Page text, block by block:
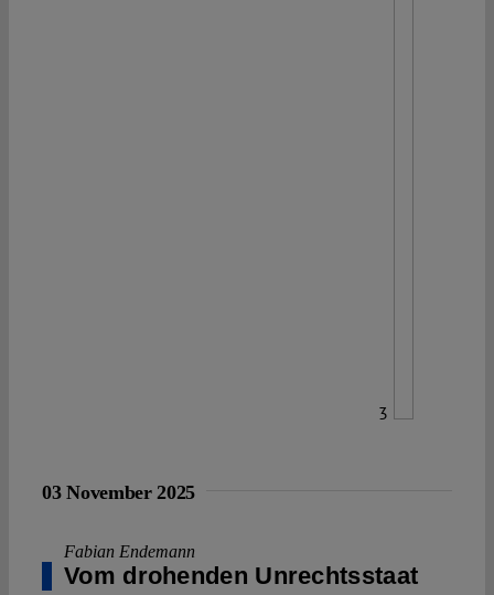
3
03 November 2025
Fabian Endemann
Vom drohenden Unrechtsstaat